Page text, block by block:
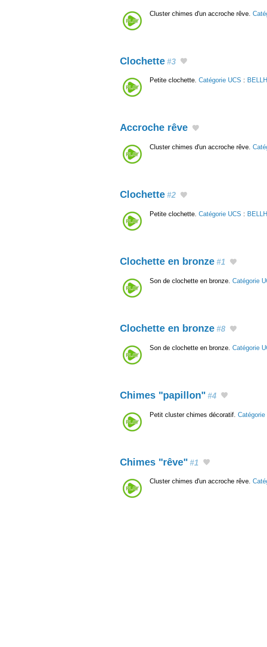
Cluster chimes d'un accroche rêve.
Clochette #3
Petite clochette. Catégorie UCS :
Accroche rêve
Cluster chimes d'un accroche rêve.
Clochette #2
Petite clochette. Catégorie UCS :
Clochette en bronze #1
Son de clochette en bronze. Catégorie
Clochette en bronze #8
Son de clochette en bronze. Catégorie
Chimes "papillon" #4
Petit cluster chimes décoratif. Catégorie
Chimes "rêve" #1
Cluster chimes d'un accroche rêve.